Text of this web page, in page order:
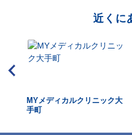
近くに
MYメディカルクリニック大
手町